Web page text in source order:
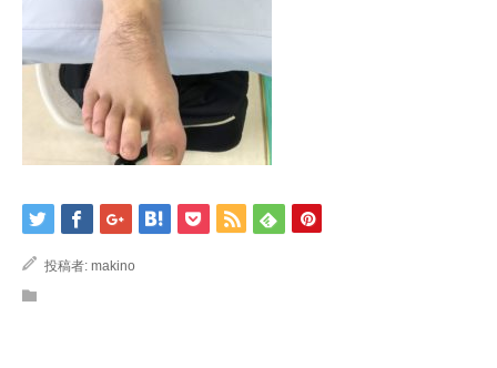
投稿者: makino